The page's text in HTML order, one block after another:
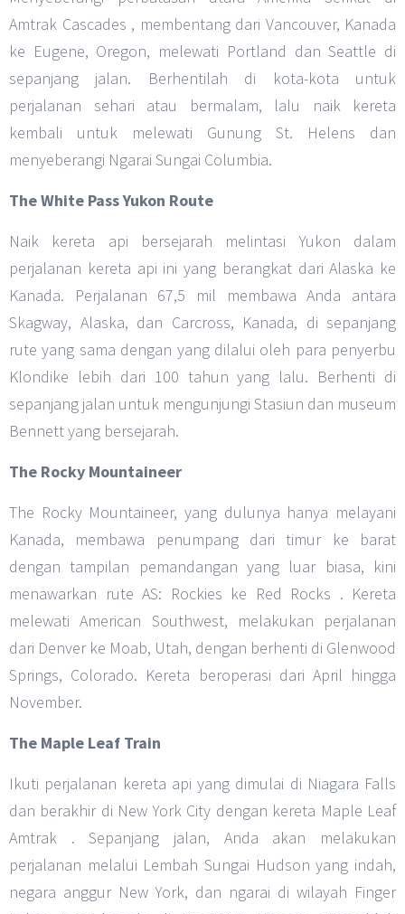
Amtrak Cascades , membentang dari Vancouver, Kanada
ke Eugene, Oregon, melewati Portland dan Seattle di
sepanjang jalan. Berhentilah di kota-kota untuk
perjalanan sehari atau bermalam, lalu naik kereta
kembali untuk melewati Gunung St. Helens dan
menyeberangi Ngarai Sungai Columbia.
The White Pass Yukon Route
Naik kereta api bersejarah melintasi Yukon dalam
perjalanan kereta api ini yang berangkat dari Alaska ke
Kanada. Perjalanan 67,5 mil membawa Anda antara
Skagway, Alaska, dan Carcross, Kanada, di sepanjang
rute yang sama dengan yang dilalui oleh para penyerbu
Klondike lebih dari 100 tahun yang lalu. Berhenti di
sepanjang jalan untuk mengunjungi Stasiun dan museum
Bennett yang bersejarah.
The Rocky Mountaineer
The Rocky Mountaineer, yang dulunya hanya melayani
Kanada, membawa penumpang dari timur ke barat
dengan tampilan pemandangan yang luar biasa, kini
menawarkan rute AS: Rockies ke Red Rocks . Kereta
melewati American Southwest, melakukan perjalanan
dari Denver ke Moab, Utah, dengan berhenti di Glenwood
Springs, Colorado. Kereta beroperasi dari April hingga
November.
The Maple Leaf Train
Ikuti perjalanan kereta api yang dimulai di Niagara Falls
dan berakhir di New York City dengan kereta Maple Leaf
Amtrak . Sepanjang jalan, Anda akan melakukan
perjalanan melalui Lembah Sungai Hudson yang indah,
negara anggur New York, dan ngarai di wilayah Finger